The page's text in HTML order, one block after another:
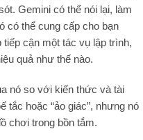
Gemini có thể nói lại, làm
có thể cung cấp cho bạn
cận một tác vụ lập trình,
quả như thế nào.
nó so với kiến thức và tài
tắc hoặc “ảo giác”, nhưng nó
chơi trong bồn tắm.